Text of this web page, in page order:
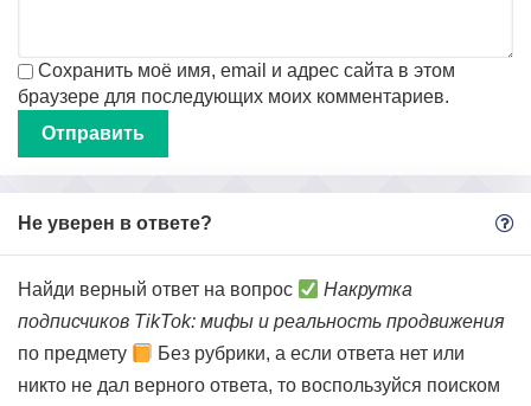
Сохранить моё имя, email и адрес сайта в этом
браузере для последующих моих комментариев.
Не уверен в ответе?
Найди верный ответ на вопрос
Накрутка
подписчиков TikTok: мифы и реальность продвижения
по предмету
Без рубрики, а если ответа нет или
никто не дал верного ответа, то воспользуйся поиском